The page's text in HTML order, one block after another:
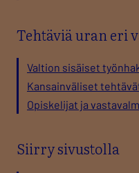
Tehtäviä uran eri
Valtion sisäiset
Kansainväliset
Opiskelijat ja
Siirry sivustolla